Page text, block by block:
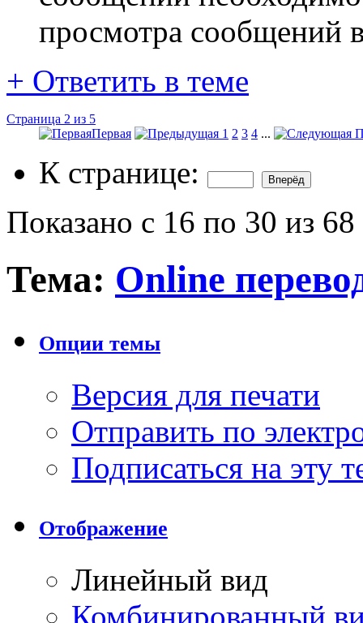
просмотра сообщений
+ Ответить в теме
Страница 2 из 5
Первая
1 2 3 4 ...
К странице:
Показано с 16 по 30 из 68
Тема: Online
Опции темы
Версия для печати
Отправить по
Подписаться на эту
Отображение
Линейный вид